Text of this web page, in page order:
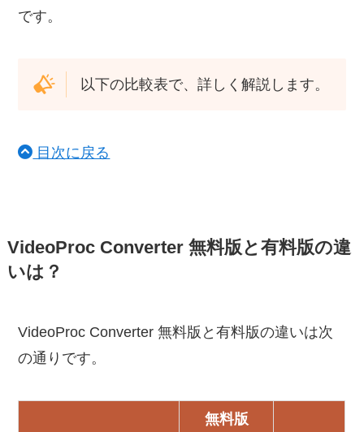
です。
以下の比較表で、詳しく解説します。
目次に戻る
VideoProc Converter 無料版と有料版の違
いは？
VideoProc Converter 無料版と有料版の違いは次
の通りです。
無料版